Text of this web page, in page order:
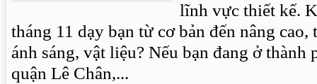
lĩnh vực thiết kế.
tháng 11 dạy bạn từ cơ bản đến nâng
ánh sáng, vật liệu? Nếu bạn đang ở thành
quận Lê Chân,...